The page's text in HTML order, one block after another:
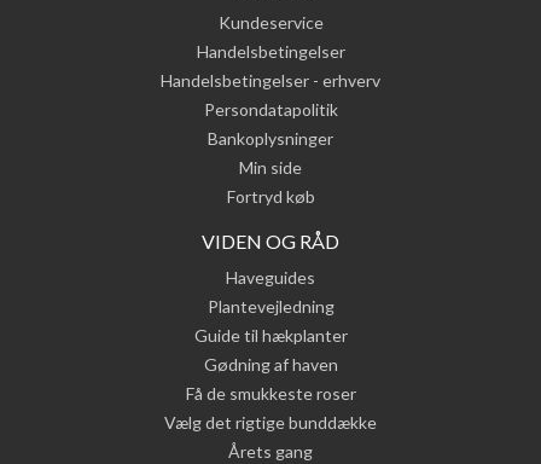
Kundeservice
Handelsbetingelser
Handelsbetingelser - erhverv
Persondatapolitik
Bankoplysninger
Min side
Fortryd køb
VIDEN OG RÅD
Haveguides
Plantevejledning
Guide til hækplanter
Gødning af haven
Få de smukkeste roser
Vælg det rigtige bunddække
Årets gang